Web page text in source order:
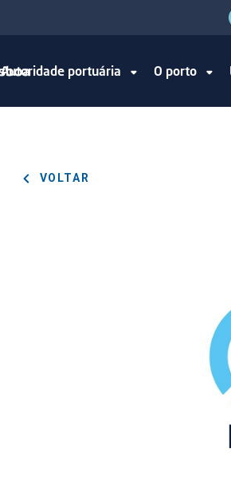
Autoridade portuária O porto
VOLTAR